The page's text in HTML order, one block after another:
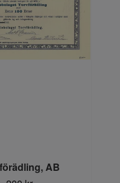
AB